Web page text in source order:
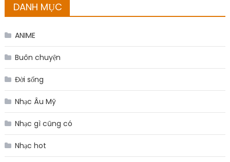
DANH MỤC
ANIME
Buôn chuyện
Đời sống
Nhạc Âu Mỹ
Nhạc gì cũng có
Nhạc hot